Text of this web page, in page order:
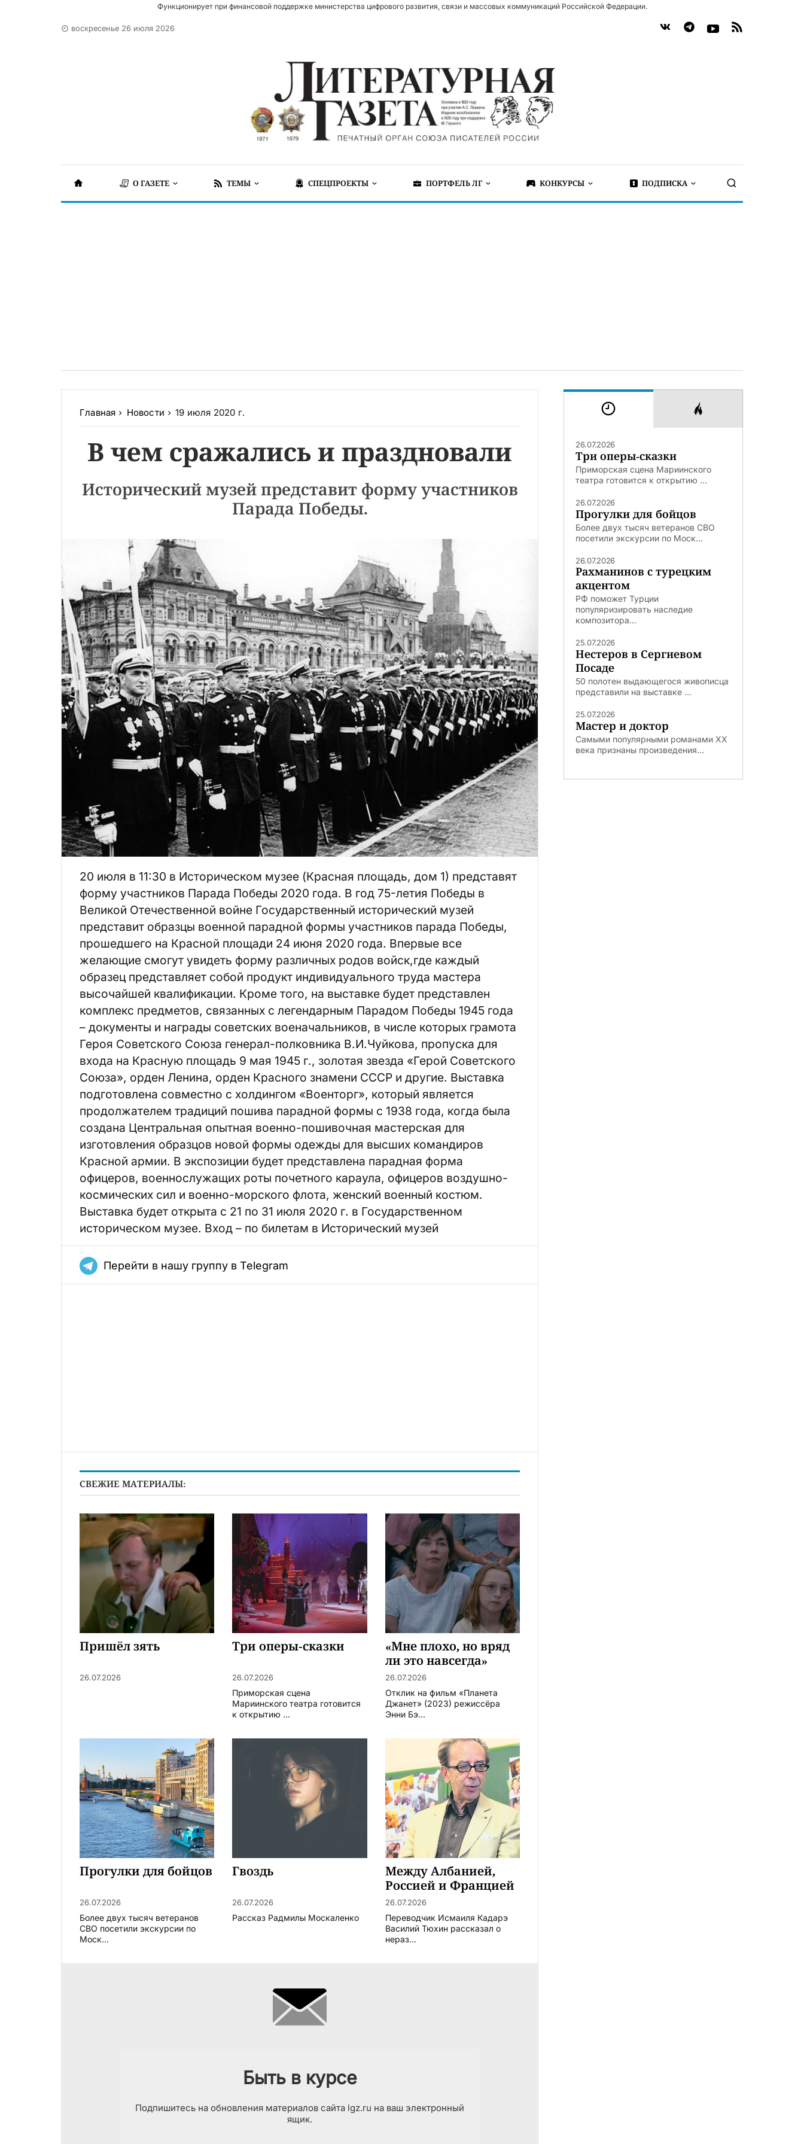
Функционирует при финансовой поддержке министерства цифрового развития, связи и массовых коммуникаций Российской Федерации.
воскресенье 26 июля 2026
О ГАЗЕТЕ ТЕМЫ СПЕЦПРОЕКТЫ ПОРТФЕЛЬ ЛГ КОНКУРСЫ ПОДПИСКА
Главная Новости 19 июля 2020 г.
В чем сражались и праздновали
Исторический музей представит форму участников
Парада Победы.
20 июля в 11:30 в Историческом музее (Красная площадь, дом 1) представят
форму участников Парада Победы 2020 года. В год 75-летия Победы в
Великой Отечественной войне Государственный исторический музей
представит образцы военной парадной формы участников парада Победы,
прошедшего на Красной площади 24 июня 2020 года. Впервые все
желающие смогут увидеть форму различных родов войск,где каждый
образец представляет собой продукт индивидуального труда мастера
высочайшей квалификации. Кроме того, на выставке будет представлен
комплекс предметов, связанных с легендарным Парадом Победы 1945 года
– документы и награды советских военачальников, в числе которых грамота
Героя Советского Союза генерал-полковника В.И.Чуйкова, пропуска для
входа на Красную площадь 9 мая 1945 г., золотая звезда «Герой Советского
Союза», орден Ленина, орден Красного знамени СССР и другие. Выставка
подготовлена совместно с холдингом «Военторг», который является
продолжателем традиций пошива парадной формы с 1938 года, когда была
создана Центральная опытная военно-пошивочная мастерская для
изготовления образцов новой формы одежды для высших командиров
Красной армии. В экспозиции будет представлена парадная форма
офицеров, военнослужащих роты почетного караула, офицеров воздушно-
космических сил и военно-морского флота, женский военный костюм.
Выставка будет открыта с 21 по 31 июля 2020 г. в Государственном
историческом музее. Вход – по билетам в Исторический музей
Перейти в нашу группу в Telegram
СВЕЖИЕ МАТЕРИАЛЫ:
Пришёл зять
26.07.2026
Три оперы-сказки
26.07.2026
Приморская сцена
Мариинского театра готовится
к открытию ...
«Мне плохо, но вряд
ли это навсегда»
26.07.2026
Отклик на фильм «Планета
Джанет» (2023) режиссёра
Энни Бэ...
Прогулки для бойцов
26.07.2026
Более двух тысяч ветеранов
СВО посетили экскурсии по
Моск...
Гвоздь
26.07.2026
Рассказ Радмилы Москаленко
Между Албанией,
Россией и Францией
26.07.2026
Переводчик Исмаиля Кадарэ
Василий Тюхин рассказал о
нераз...
Быть в курсе
Подпишитесь на обновления материалов сайта lgz.ru на ваш электронный
ящик.
26.07.2026
Три оперы-сказки
Приморская сцена Мариинского
театра готовится к открытию ...
26.07.2026
Прогулки для бойцов
Более двух тысяч ветеранов СВО
посетили экскурсии по Моск...
26.07.2026
Рахманинов с турецким
акцентом
РФ поможет Турции
популяризировать наследие
композитора...
25.07.2026
Нестеров в Сергиевом
Посаде
50 полотен выдающегося живописца
представили на выставке ...
25.07.2026
Мастер и доктор
Самыми популярными романами ХХ
века признаны произведения...